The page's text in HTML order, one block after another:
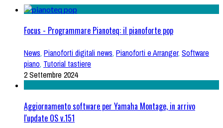
Focus - Programmare Pianoteq: il pianoforte pop
News, Pianoforti digitali news, Pianoforti e Arranger, Software
piano, Tutorial tastiere
2 Settembre 2024
Aggiornamento software per Yamaha Montage, in arrivo
l'update OS v.151